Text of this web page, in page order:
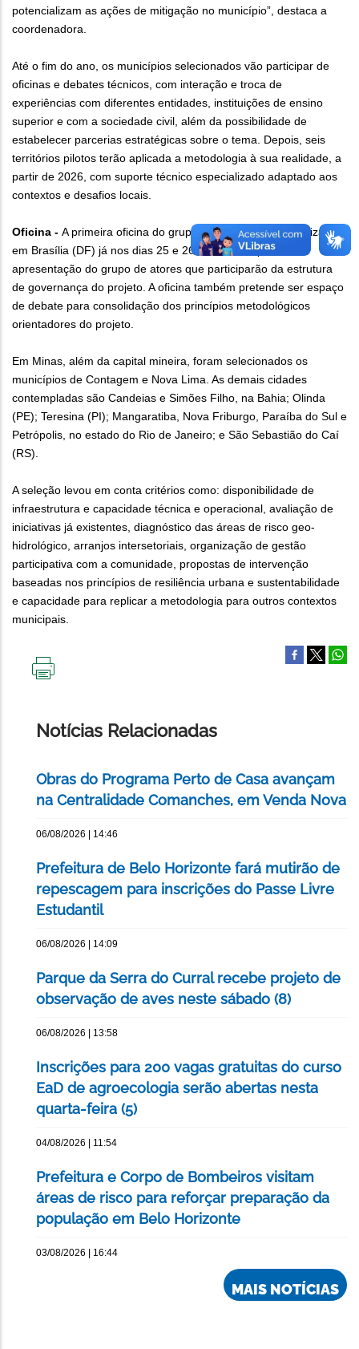
potencializam as ações de mitigação no município”, destaca a
coordenadora.
Até o fim do ano, os municípios selecionados vão participar de
oficinas e debates técnicos, com interação e troca de
experiências com diferentes entidades, instituições de ensino
superior e com a sociedade civil, além da possibilidade de
estabelecer parcerias estratégicas sobre o tema. Depois, seis
territórios pilotos terão aplicada a metodologia à sua realidade, a
partir de 2026, com suporte técnico especializado adaptado aos
contextos e desafios locais.
Oficina - A primeira oficina do grupo selecionado será realizada
em Brasília (DF) já nos dias 25 e 26 deste mês, para a
apresentação do grupo de atores que participarão da estrutura
de governança do projeto. A oficina também pretende ser espaço
de debate para consolidação dos princípios metodológicos
orientadores do projeto.
Em Minas, além da capital mineira, foram selecionados os
municípios de Contagem e Nova Lima. As demais cidades
contempladas são Candeias e Simões Filho, na Bahia; Olinda
(PE); Teresina (PI); Mangaratiba, Nova Friburgo, Paraíba do Sul e
Petrópolis, no estado do Rio de Janeiro; e São Sebastião do Caí
(RS).
A seleção levou em conta critérios como: disponibilidade de
infraestrutura e capacidade técnica e operacional, avaliação de
iniciativas já existentes, diagnóstico das áreas de risco geo-
hidrológico, arranjos intersetoriais, organização de gestão
participativa com a comunidade, propostas de intervenção
baseadas nos princípios de resiliência urbana e sustentabilidade
e capacidade para replicar a metodologia para outros contextos
municipais.
Notícias Relacionadas
Obras do Programa Perto de Casa avançam
na Centralidade Comanches, em Venda Nova
06/08/2026 | 14:46
Prefeitura de Belo Horizonte fará mutirão de
repescagem para inscrições do Passe Livre
Estudantil
06/08/2026 | 14:09
Parque da Serra do Curral recebe projeto de
observação de aves neste sábado (8)
06/08/2026 | 13:58
Inscrições para 200 vagas gratuitas do curso
EaD de agroecologia serão abertas nesta
quarta-feira (5)
04/08/2026 | 11:54
Prefeitura e Corpo de Bombeiros visitam
áreas de risco para reforçar preparação da
população em Belo Horizonte
03/08/2026 | 16:44
MAIS NOTÍCIAS